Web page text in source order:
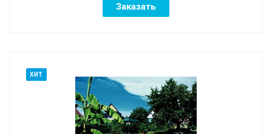
Заказать
ХИТ